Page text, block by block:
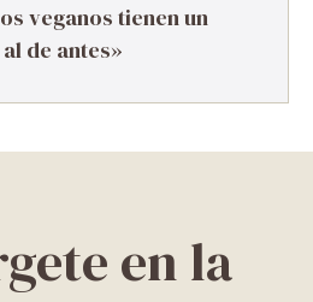
veganos tienen un
de antes»
en la